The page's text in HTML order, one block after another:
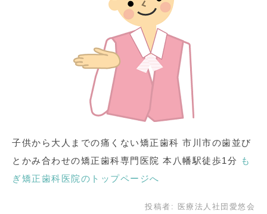
子供から大人までの痛くない矯正歯科 市川市の歯並び
とかみ合わせの矯正歯科専門医院 本八幡駅徒歩1分
も
ぎ矯正歯科医院のトップページへ
投稿者: 医療法人社団愛悠会